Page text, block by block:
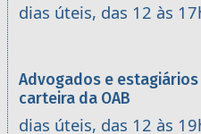
dias úteis, das 12 às
Advogados e
carteira da OAB
dias úteis, das 12 às